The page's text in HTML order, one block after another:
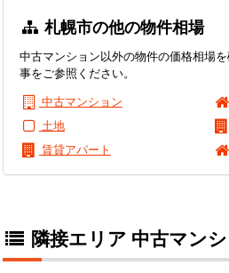
札幌市の他の物件相場
中古マンション以外の物件の価格相場
事をご参照ください。
中古マンション
土地
賃貸アパート
隣接エリア 中古マン